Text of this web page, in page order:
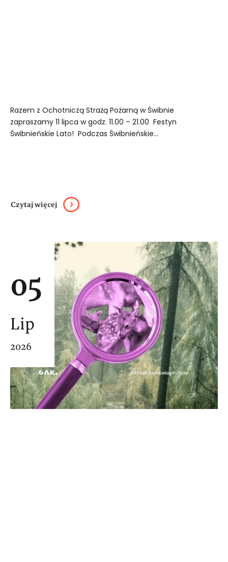
Razem z Ochotniczą Strażą Pożarną w Świbnie
zapraszamy 11 lipca w godz. 11.00 – 21.00 Festyn
Świbnieńskie Lato! Podczas Świbnieńskie...
Czytaj więcej
05
Lip
2026